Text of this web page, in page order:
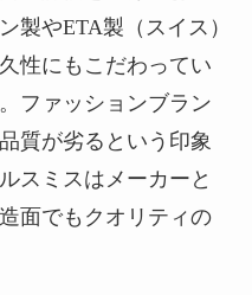
製やETA製（スイス）
性にもこだわってい
ファッションブラン
質が劣るという印象
スミスはメーカーと
面でもクオリティの